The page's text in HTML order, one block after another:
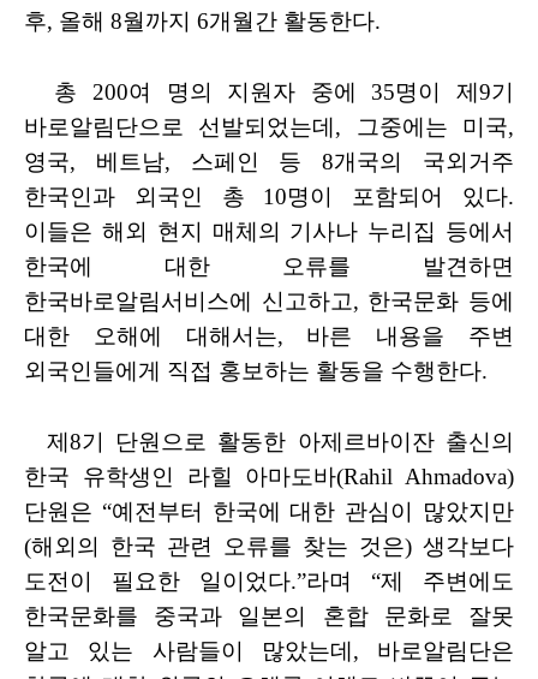
후, 올해 8월까지 6개월간 활동한다.
총 200여 명의 지원자 중에 35명이 제 9기
바로알림단으로 선발되었는데 , 그중에는 미국,
영국, 베트남, 스페인 등8개국의 국외거주
한국인과 외국인
총 10명이 포함되어 있다.
이들은 해외 현지 매체의 기사나 누리집 등에서
한국에 대한 오류를 발견하면
한국바로알림서비스에 신고하고, 한국문화 등에
대한 오해에 대해서는, 바른 내용을 주변
외국인들에게 직접 홍보하는 활동을 수행한다.
제 8기 단원으로 활동한 아제르바이잔 출신의
한국 유학생인 라힐 아마도바(Rahil Ahmadova)
단원은 “예전부터 한국에 대한 관심이 많았지만
(해외의 한국 관련 오류를 찾는 것은) 생각보다
도전이 필요한 일이었다.”라며 “제 주변에도
한국문화를 중국과 일본의 혼합 문화로 잘못
알고
있는 사람들이 많았는데 , 바로알림단은